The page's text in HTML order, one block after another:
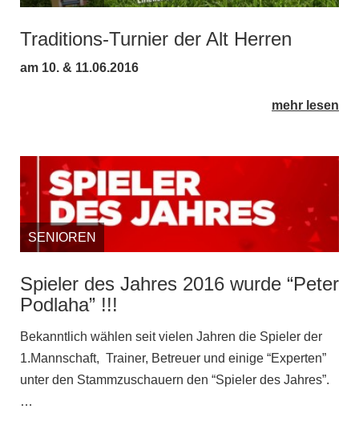
Traditions-Turnier der Alt Herren
am 10. & 11.06.2016
mehr lesen
SENIOREN
Spieler des Jahres 2016 wurde “Peter
Podlaha” !!!
Bekanntlich wählen seit vielen Jahren die Spieler der
1.Mannschaft, Trainer, Betreuer und einige “Experten”
unter den Stammzuschauern den “Spieler des Jahres”.
…